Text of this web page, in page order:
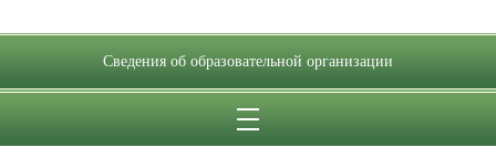
Сведения об образовательной организации